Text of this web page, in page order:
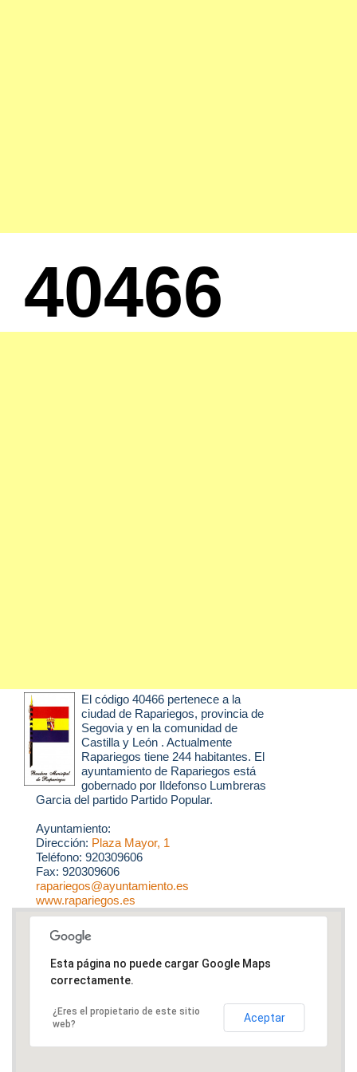
40466
El código 40466 pertenece a la
ciudad de Rapariegos, provincia de
Segovia y en la comunidad de
Castilla y León . Actualmente
Rapariegos tiene 244 habitantes. El
ayuntamiento de Rapariegos está
gobernado por Ildefonso Lumbreras
Garcia del partido Partido Popular.
Ayuntamiento:
Dirección: Plaza Mayor, 1
Teléfono: 920309606
Fax: 920309606
rapariegos@ayuntamiento.es
www.rapariegos.es
Esta página no puede cargar Google Maps
correctamente.
¿Eres el propietario de este sitio
web?
Aceptar